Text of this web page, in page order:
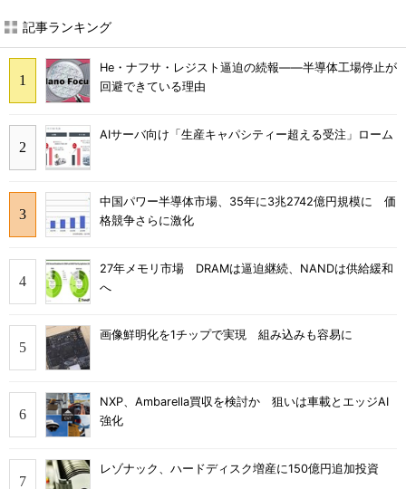
記事ランキング
He・ナフサ・レジスト逼迫の続報――半導体工場停止が
回避できている理由
AIサーバ向け「生産キャパシティー超える受注」ローム
中国パワー半導体市場、35年に3兆2742億円規模に 価
格競争さらに激化
27年メモリ市場 DRAMは逼迫継続、NANDは供給緩和
へ
画像鮮明化を1チップで実現 組み込みも容易に
NXP、Ambarella買収を検討か 狙いは車載とエッジAI
強化
レゾナック、ハードディスク増産に150億円追加投資